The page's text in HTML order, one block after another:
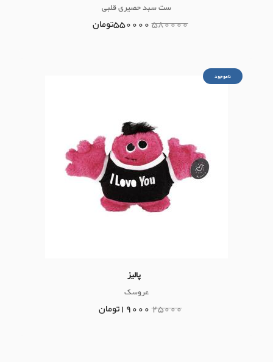
ست سبد حصیری قلبی
580000
550000تومان
ناموجود
پالیز
عروسک
25000
19000تومان